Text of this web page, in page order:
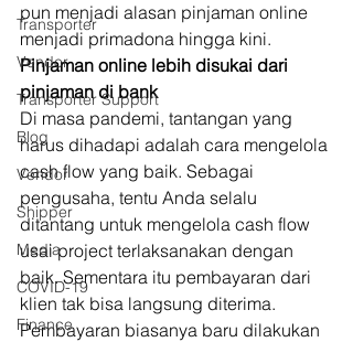
Transporter
Vendor
Transporter Support
Blog
Vendor
Shipper
Media
COVID-19
Finance
pun menjadi alasan pinjaman online
menjadi primadona hingga kini.
Pinjaman online lebih disukai dari
pinjaman di bank
Di masa pandemi, tantangan yang
harus dihadapi adalah cara mengelola
cash flow yang baik. Sebagai
pengusaha, tentu Anda selalu
ditantang untuk mengelola cash flow
usai project terlaksanakan dengan
baik. Sementara itu pembayaran dari
klien tak bisa langsung diterima.
Pembayaran biasanya baru dilakukan